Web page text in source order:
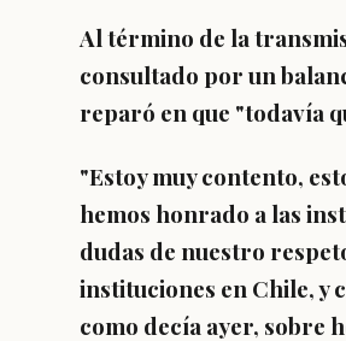
Al término de la
consultado por un
reparó en que "todavía
"Estoy muy contento,
hemos honrado a las
dudas de nuestro
instituciones en Chile, y
como decía ayer, sobre